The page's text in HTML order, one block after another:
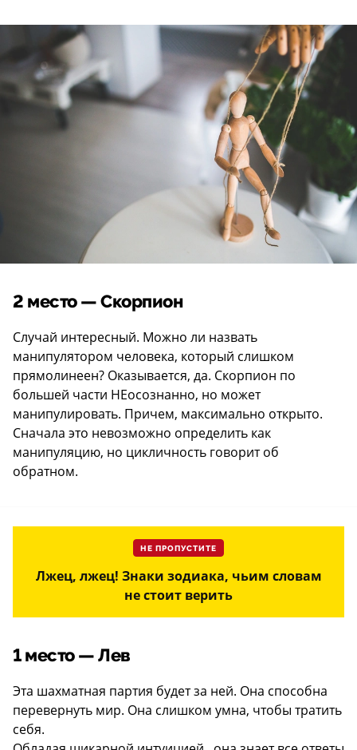
2 место — Скорпион
Случай интересный. Можно ли назвать
манипулятором человека, который слишком
прямолинеен? Оказывается, да. Скорпион по
большей части НЕосознанно, но может
манипулировать. Причем, максимально открыто.
Сначала это невозможно определить как
манипуляцию, но цикличность говорит об
обратном.
НЕ ПРОПУСТИТЕ
Лжец, лжец! Знаки зодиака, чьим словам
не стоит верить
1 место — Лев
Эта шахматная партия будет за ней. Она способна
перевернуть мир. Она слишком умна, чтобы тратить
себя.